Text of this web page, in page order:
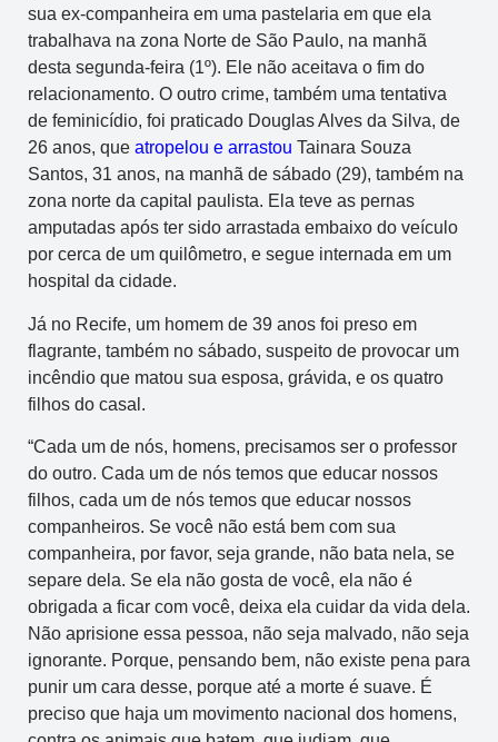
sua ex-companheira em uma pastelaria em que ela
trabalhava na zona Norte de São Paulo, na manhã
desta segunda-feira (1º). Ele não aceitava o fim do
relacionamento. O outro crime, também uma tentativa
de feminicídio, foi praticado Douglas Alves da Silva, de
26 anos, que atropelou e arrastou Tainara Souza
Santos, 31 anos, na manhã de sábado (29), também na
zona norte da capital paulista. Ela teve as pernas
amputadas após ter sido arrastada embaixo do veículo
por cerca de um quilômetro, e segue internada em um
hospital da cidade.
Já no Recife, um homem de 39 anos foi preso em
flagrante, também no sábado, suspeito de provocar um
incêndio que matou sua esposa, grávida, e os quatro
filhos do casal.
“Cada um de nós, homens, precisamos ser o professor
do outro. Cada um de nós temos que educar nossos
filhos, cada um de nós temos que educar nossos
companheiros. Se você não está bem com sua
companheira, por favor, seja grande, não bata nela, se
separe dela. Se ela não gosta de você, ela não é
obrigada a ficar com você, deixa ela cuidar da vida dela.
Não aprisione essa pessoa, não seja malvado, não seja
ignorante. Porque, pensando bem, não existe pena para
punir um cara desse, porque até a morte é suave. É
preciso que haja um movimento nacional dos homens,